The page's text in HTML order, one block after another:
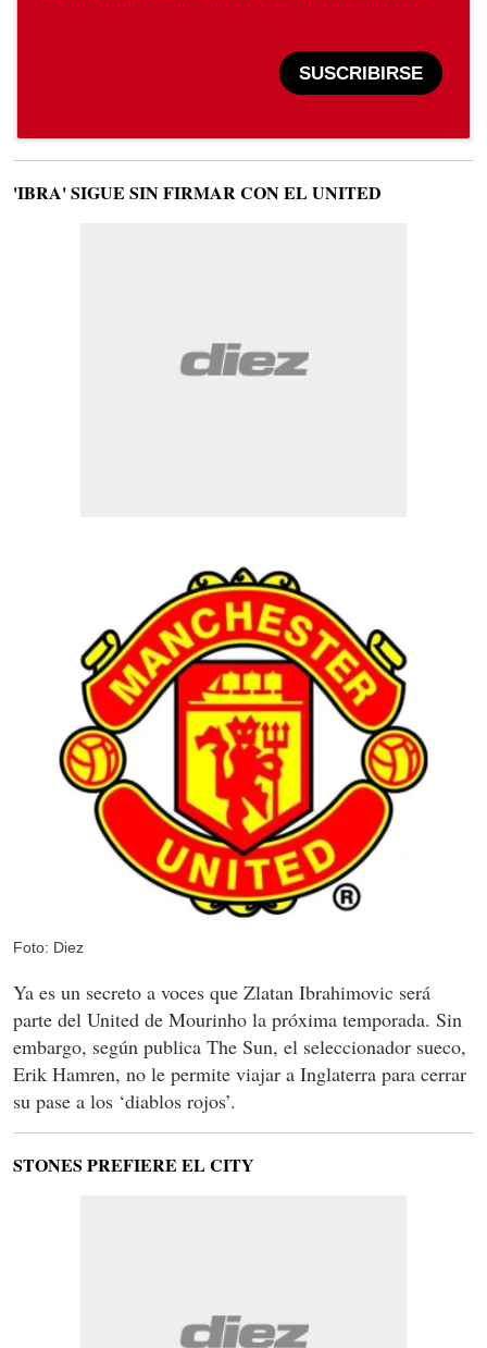
SUSCRIBIRSE
'IBRA' SIGUE SIN FIRMAR CON EL UNITED
Foto: Diez
Ya es un secreto a voces que Zlatan Ibrahimovic será
parte del United de Mourinho la próxima temporada. Sin
embargo, según publica The Sun, el seleccionador sueco,
Erik Hamren, no le permite viajar a Inglaterra para cerrar
su pase a los ‘diablos rojos’.
STONES PREFIERE EL CITY